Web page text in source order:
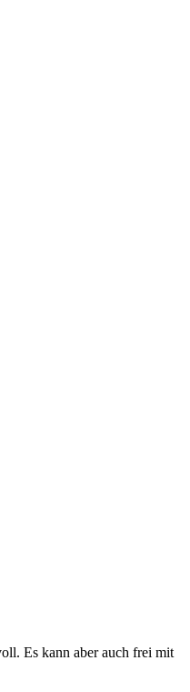
Es kann aber auch frei mit